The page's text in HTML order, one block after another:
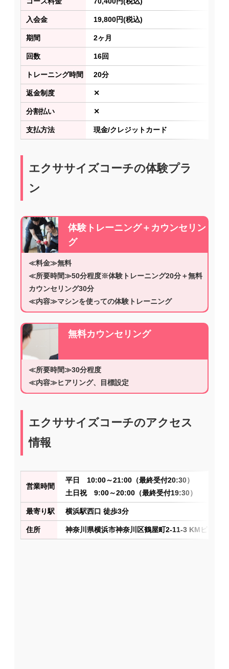
入会金 19,800円(税込)
期間 2ヶ月
回数 16回
トレーニング時間 20分
返金制度 ✕
分割払い ✕
支払方法 現金/クレジットカード
エクササイズコーチの体験プラ
ン
体験トレーニング＋カウンセリン
グ
≪料金≫無料
≪所要時間≫50分程度※体験トレーニング20分＋無料
カウンセリング30分
≪内容≫マシンを使っての体験トレーニング
無料カウンセリング
≪所要時間≫30分程度
≪内容≫ヒアリング、目標設定
エクササイズコーチのアクセス
情報
営業時間
平日 10:00～21:00（最終受付20:30）
土日祝 9:00～20:00（最終受付19:30）
最寄り駅 横浜駅西口 徒歩3分
住所 神奈川県横浜市神奈川区鶴屋町2-11-3 KMビル2階